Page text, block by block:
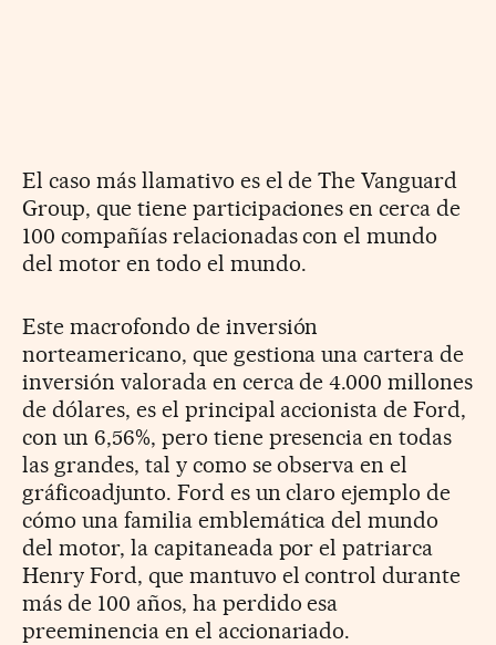
El caso más llamativo es el de The Vanguard
Group, que tiene participaciones en cerca de
100 compañías relacionadas con el mundo
del motor en todo el mundo.
Este macrofondo de inversión
norteamericano, que gestiona una cartera de
inversión valorada en cerca de 4.000 millones
de dólares, es el principal accionista de Ford,
con un 6,56%, pero tiene presencia en todas
las grandes, tal y como se observa en el
gráficoadjunto. Ford es un claro ejemplo de
cómo una familia emblemática del mundo
del motor, la capitaneada por el patriarca
Henry Ford, que mantuvo el control durante
más de 100 años, ha perdido esa
preeminencia en el accionariado.